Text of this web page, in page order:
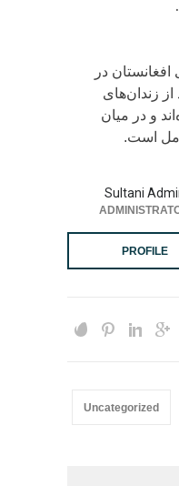
در
زندان‌های
و در میان
Sultani
PROFILE
Uncategorized